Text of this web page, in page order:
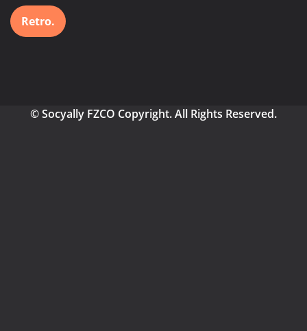
Retro.
© Socyally FZCO Copyright. All Rights Reserved.